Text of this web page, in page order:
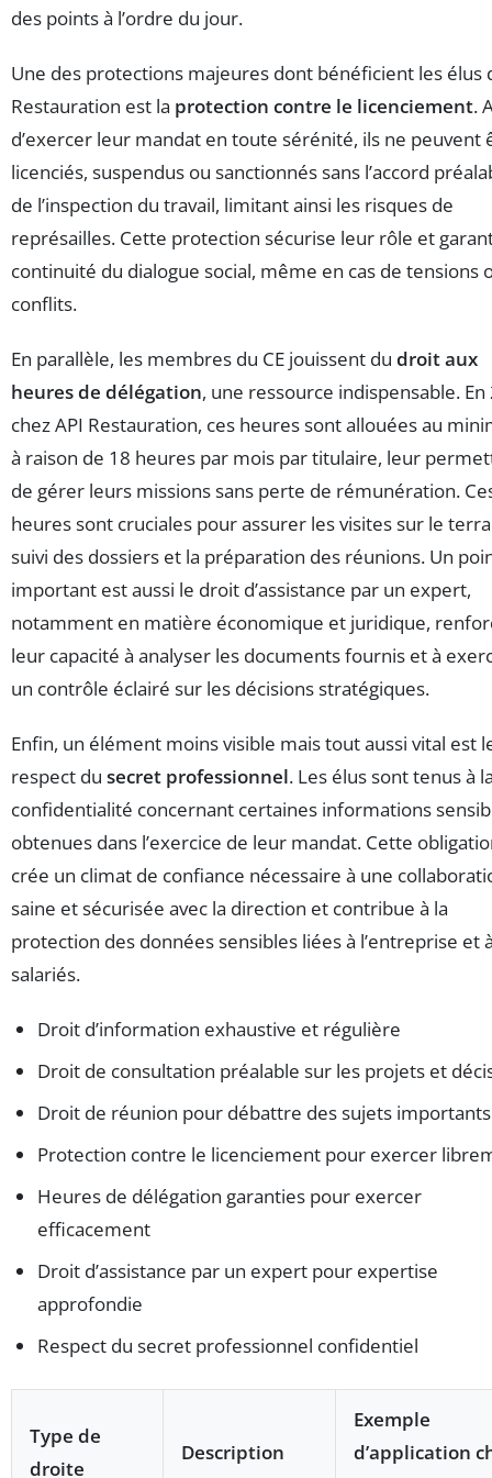
des points à l’ordre du jour.
Une des protections majeures dont bénéficient les élus
Restauration est la protection contre le licenciement.
d’exercer leur mandat en toute sérénité, ils ne peuvent
licenciés, suspendus ou sanctionnés sans l’accord
de l’inspection du travail, limitant ainsi les risques de
représailles. Cette protection sécurise leur rôle et
continuité du dialogue social, même en cas de tensions
conflits.
En parallèle, les membres du CE jouissent du droit aux
heures de délégation, une ressource indispensable. En
chez API Restauration, ces heures sont allouées au
à raison de 18 heures par mois par titulaire, leur
de gérer leurs missions sans perte de rémunération.
heures sont cruciales pour assurer les visites sur le
suivi des dossiers et la préparation des réunions. Un
important est aussi le droit d’assistance par un expert,
notamment en matière économique et juridique,
leur capacité à analyser les documents fournis et à
un contrôle éclairé sur les décisions stratégiques.
Enfin, un élément moins visible mais tout aussi vital est
respect du secret professionnel. Les élus sont tenus à
confidentialité concernant certaines informations
obtenues dans l’exercice de leur mandat. Cette
crée un climat de confiance nécessaire à une
saine et sécurisée avec la direction et contribue à la
protection des données sensibles liées à l’entreprise et
salariés.
Droit d’information exhaustive et régulière
Droit de consultation préalable sur les projets et
Droit de réunion pour débattre des sujets importants
Protection contre le licenciement pour exercer
Heures de délégation garanties pour exercer
efficacement
Droit d’assistance par un expert pour expertise
approfondie
Respect du secret professionnel confidentiel
Type de
droite
Description
Exemple
d’application